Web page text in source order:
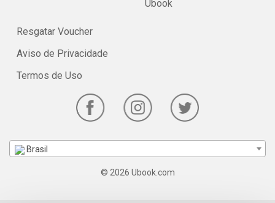
Ubook
Resgatar Voucher
Aviso de Privacidade
Termos de Uso
Brasil
© 2026 Ubook.com